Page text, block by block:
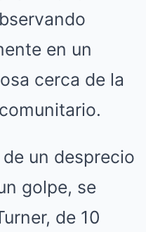
en un
cerca de la
un desprecio
golpe, se
de 10